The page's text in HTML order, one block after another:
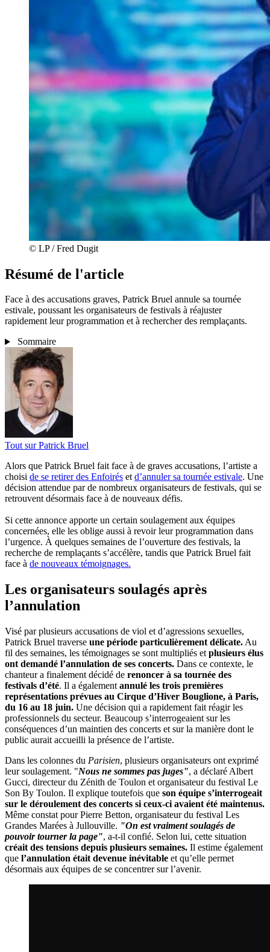
© LP / Fred Dugit
Résumé de l'article
Face à des accusations graves, Patrick Bruel annule sa tournée
estivale, poussant les organisateurs de festivals à réajuster
rapidement leur programmation et à rechercher des remplaçants.
Sommaire
Tout surPatrick Bruel
Alors que Patrick Bruel fait face à de graves accusations, l’artiste a
choisi de se retirer des Enfoirés etd’annuler sa tournée estivale. Une
décision attendue par de nombreux organisateurs de festivals, qui se
retrouvent désormais face à de nouveaux défis.
Si cette annonce apporte un certain soulagement aux équipes
concernées, elle les oblige aussi à revoir leur programmation dans
l’urgence. À quelques semaines de l’ouverture des festivals, la
recherche de remplaçants s’accélère, tandis que Patrick Bruel fait
face à de nouveaux témoignages.
Les organisateurs soulagés après
l’annulation
Visé par plusieurs accusations de viol et d’agressions sexuelles,
Patrick Bruel traverse une période particulièrement délicate. Au
fil des semaines, les témoignages se sont multipliés et plusieurs élus
ont demandé l’annulation de ses concerts. Dans ce contexte, le
chanteur a finalement décidé de renoncer à sa tournée des
festivals d’été. Il a également annulé les trois premières
représentations prévues au Cirque d’Hiver Bouglione, à Paris,
du 16 au 18 juin. Une décision qui a rapidement fait réagir les
professionnels du secteur. Beaucoup s’interrogeaient sur les
conséquences d’un maintien des concerts et sur la manière dont le
public aurait accueilli la présence de l’artiste.
Dans les colonnes du Parisien, plusieurs organisateurs ont exprimé
leur soulagement. "Nous ne sommes pas juges", a déclaré Albert
Gucci, directeur du Zénith de Toulon et organisateur du festival Le
Son By Toulon. Il explique toutefois que son équipe s’interrogeait
sur le déroulement des concerts si ceux-ci avaient été maintenus.
Même constat pour Pierre Betton, organisateur du festival Les
Grandes Marées à Jullouville. "On est vraiment soulagés de
pouvoir tourner la page", a-t-il confié. Selon lui, cette situation
créait des tensions depuis plusieurs semaines. Il estime également
que l’annulation était devenue inévitable et qu’elle permet
désormais aux équipes de se concentrer sur l’avenir.